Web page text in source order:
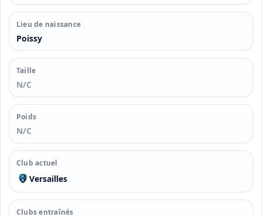
Lieu de naissance
Poissy
Taille
N/C
Poids
N/C
Club actuel
Versailles
Clubs entraînés